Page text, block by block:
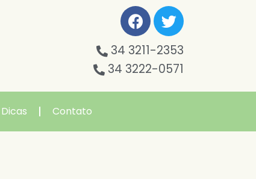
34 3211-2353
34 3222-0571
Dicas Contato